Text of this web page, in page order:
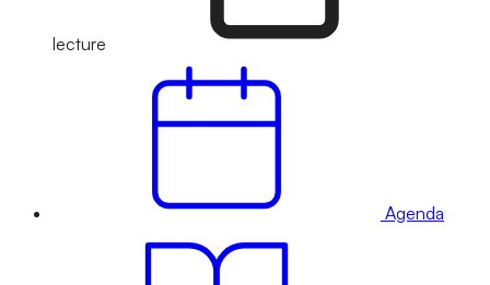
lecture
Agenda